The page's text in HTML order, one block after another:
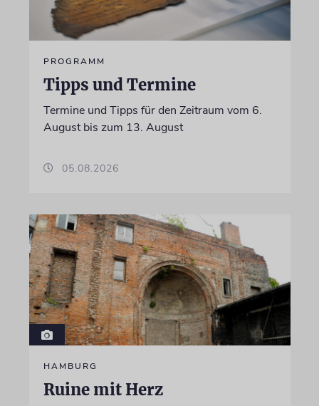
PROGRAMM
Tipps und Termine
Termine und Tipps für den Zeitraum vom 6.
August bis zum 13. August
05.08.2026
HAMBURG
Ruine mit Herz